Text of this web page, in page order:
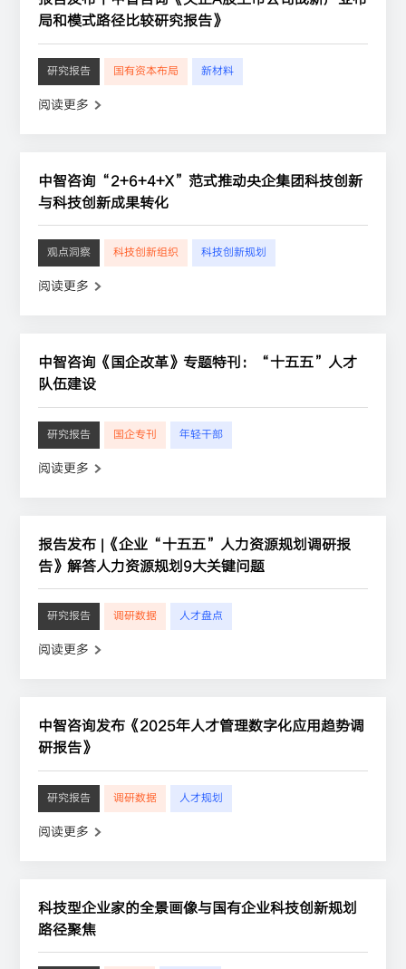
局和模式路径比较研究报告》
研究报告 国有资本布局 新材料
阅读更多
中智咨询“2+6+4+X”范式推动央企集团科技创新
与科技创新成果转化
观点洞察 科技创新组织 科技创新规划
阅读更多
中智咨询《国企改革》专题特刊：“十五五”人才
队伍建设
研究报告 国企专刊 年轻干部
阅读更多
报告发布 |《企业“十五五”人力资源规划调研报
告》解答人力资源规划9大关键问题
研究报告 调研数据 人才盘点
阅读更多
中智咨询发布《2025年人才管理数字化应用趋势调
研报告》
研究报告 调研数据 人才规划
阅读更多
科技型企业家的全景画像与国有企业科技创新规划
路径聚焦